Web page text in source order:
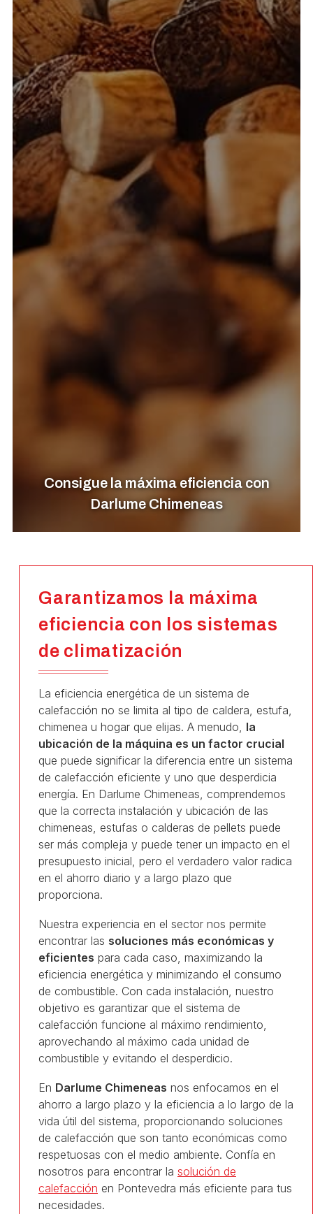
Consigue la máxima eficiencia con
Darlume Chimeneas
Garantizamos la máxima
eficiencia con los sistemas
de climatización
La eficiencia energética de un sistema de
calefacción no se limita al tipo de caldera, estufa,
chimenea u hogar que elijas. A menudo, la
ubicación de la máquina es un factor crucial
que puede significar la diferencia entre un sistema
de calefacción eficiente y uno que desperdicia
energía. En Darlume Chimeneas, comprendemos
que la correcta instalación y ubicación de las
chimeneas, estufas o calderas de pellets puede
ser más compleja y puede tener un impacto en el
presupuesto inicial, pero el verdadero valor radica
en el ahorro diario y a largo plazo que
proporciona.
Nuestra experiencia en el sector nos permite
encontrar las soluciones más económicas y
eficientes para cada caso, maximizando la
eficiencia energética y minimizando el consumo
de combustible. Con cada instalación, nuestro
objetivo es garantizar que el sistema de
calefacción funcione al máximo rendimiento,
aprovechando al máximo cada unidad de
combustible y evitando el desperdicio.
En Darlume Chimeneas nos enfocamos en el
ahorro a largo plazo y la eficiencia a lo largo de la
vida útil del sistema, proporcionando soluciones
de calefacción que son tanto económicas como
respetuosas con el medio ambiente. Confía en
nosotros para encontrar la solución de
calefacción en Pontevedra más eficiente para tus
necesidades.